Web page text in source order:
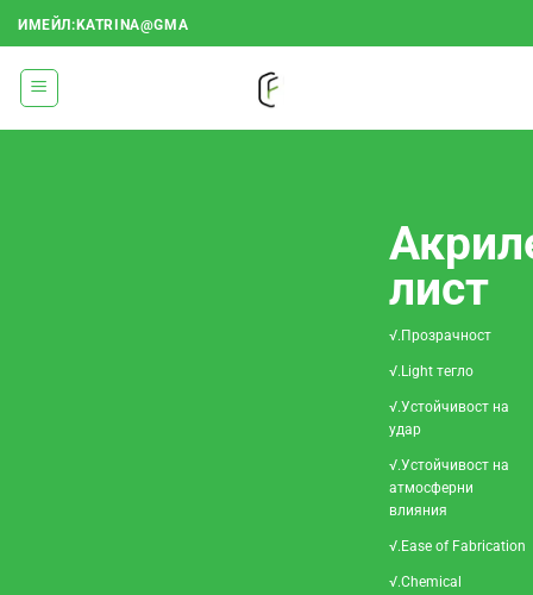
Преминаване
към
съдържанието
ИМЕЙЛ:KATRINA@GMA
лист
√.Прозрачност
√.Light тегло
√.Устойчивост на
удар
√.Устойчивост на
атмосферни
влияния
√.Ease of Fabrication
√.Chemical